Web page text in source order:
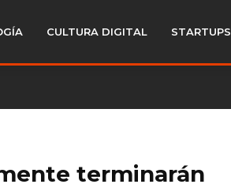
CULTURA DIGITAL STARTUPS
terminarán